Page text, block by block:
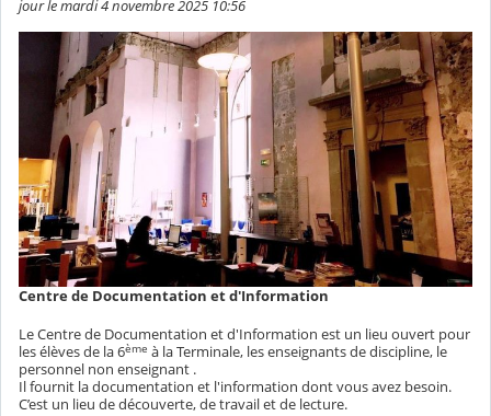
jour le mardi 4 novembre 2025 10:56
Centre de Documentation et d'Information
Le Centre de Documentation et d'Information est un lieu ouvert pour
les élèves de la 6ème à la Terminale, les enseignants de discipline, le
personnel non enseignant .
Il fournit la documentation et l'information dont vous avez besoin.
C’est un lieu de découverte, de travail et de lecture.